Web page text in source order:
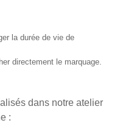
la durée de vie de
directement le marquage.
dans notre atelier
: